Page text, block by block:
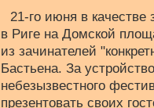
21-го июня в
в Риге на Домской
из зачинателей
Бастьена. За
небезызвестного
презентовать своих